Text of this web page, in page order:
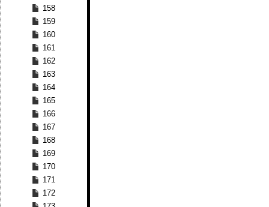
158
159
160
161
162
163
164
165
166
167
168
169
170
171
172